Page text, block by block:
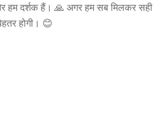
हम दर्शक हैं। 🙏 अगर हम सब मिलकर सही
होगी। 😊